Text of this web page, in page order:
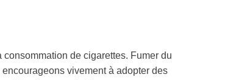
de cigarettes. Fumer du
vivement à adopter des